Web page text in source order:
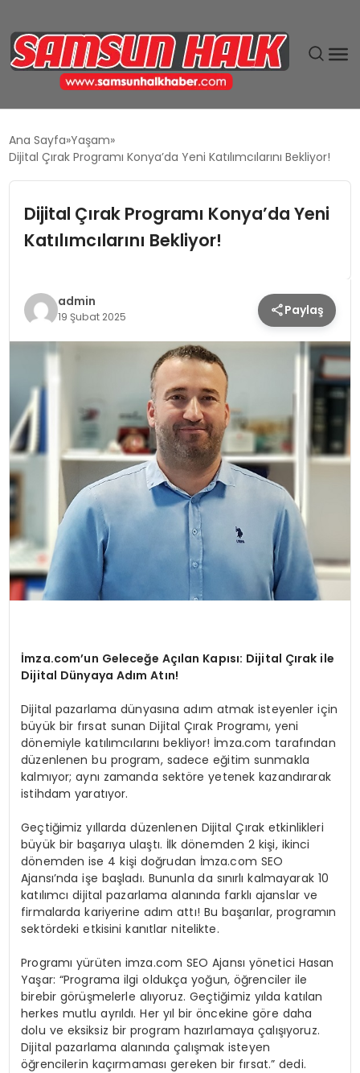
EKONOMI
MAGAZIN
SIYASET
SPOR
TEKNOLOJI
YAŞAM
Ana Sayfa Yaşam
Dijital Çırak Programı Konya’da Yeni Katılımcılarını Bekliyor!
Dijital Çırak Programı Konya’da Yeni
Katılımcılarını Bekliyor!
admin
19 Şubat 2025 Paylaş
İmza.com’un Geleceğe Açılan Kapısı: Dijital Çırak ile
Dijital Dünyaya Adım Atın!
Dijital pazarlama dünyasına adım atmak isteyenler için
büyük bir fırsat sunan Dijital Çırak Programı, yeni
dönemiyle katılımcılarını bekliyor! İmza.com tarafından
düzenlenen bu program, sadece eğitim sunmakla
kalmıyor; aynı zamanda sektöre yetenek kazandırarak
istihdam yaratıyor.
Geçtiğimiz yıllarda düzenlenen Dijital Çırak etkinlikleri
büyük bir başarıya ulaştı. İlk dönemden 2 kişi, ikinci
dönemden ise 4 kişi doğrudan İmza.com SEO
Ajansı’nda işe başladı. Bununla da sınırlı kalmayarak 10
katılımcı dijital pazarlama alanında farklı ajanslar ve
firmalarda kariyerine adım attı! Bu başarılar, programın
sektördeki etkisini kanıtlar nitelikte.
Programı yürüten imza.com SEO Ajansı yönetici Hasan
Yaşar: “Programa ilgi oldukça yoğun, öğrenciler ile
birebir görüşmelerle alıyoruz. Geçtiğimiz yılda katılan
herkes mutlu ayrıldı. Her yıl bir öncekine göre daha
dolu ve eksiksiz bir program hazırlamaya çalışıyoruz.
Dijital pazarlama alanında çalışmak isteyen
öğrencilerin kaçırmaması gereken bir fırsat.” dedi.